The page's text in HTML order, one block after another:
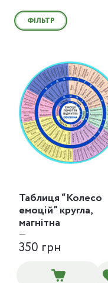
ФІЛЬТР
Таблиця “Колесо
емоцій” кругла,
магнітна
—
350 грн